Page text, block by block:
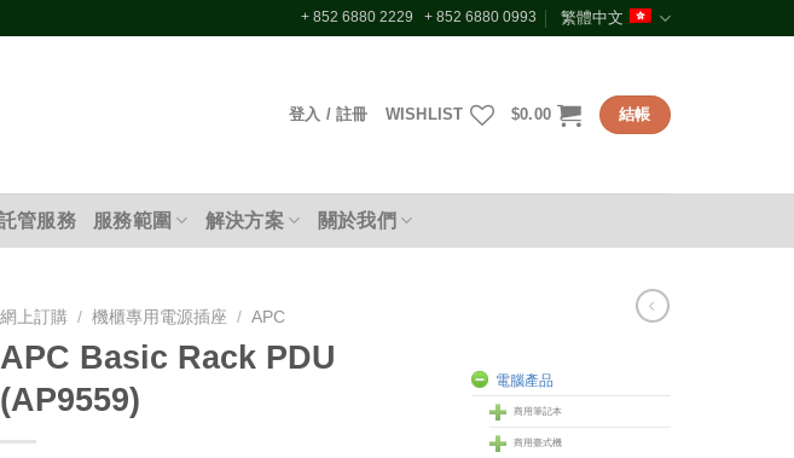
+ 852 6880 2229 + 852 6880 0993 繁體中文
登入 / 註冊 WISHLIST $0.00 結帳
管服務 服務範圍 解決方案 關於我們
網上訂購 / 機櫃專用電源插座 / APC
APC Basic Rack PDU
(AP9559)
電腦產品
商用筆記本
商用臺式機